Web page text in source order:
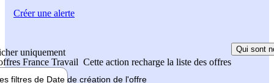
uniquement
France Travail Cette action recharge la liste des offres
Qui sont
filtres de Date de création de l'offre
Créer une alerte